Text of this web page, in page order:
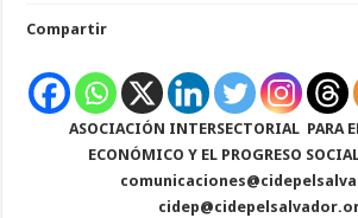
para
la
Erradicación
de
Pobreza
Compartir
ASOCIACIÓN INTERSECTORIAL PARA
ECONÓMICOY EL PROGRESO